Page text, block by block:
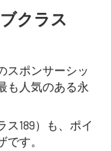
クラス
スポンサーシッ
も人気のある永
189）も、ポイ
す。